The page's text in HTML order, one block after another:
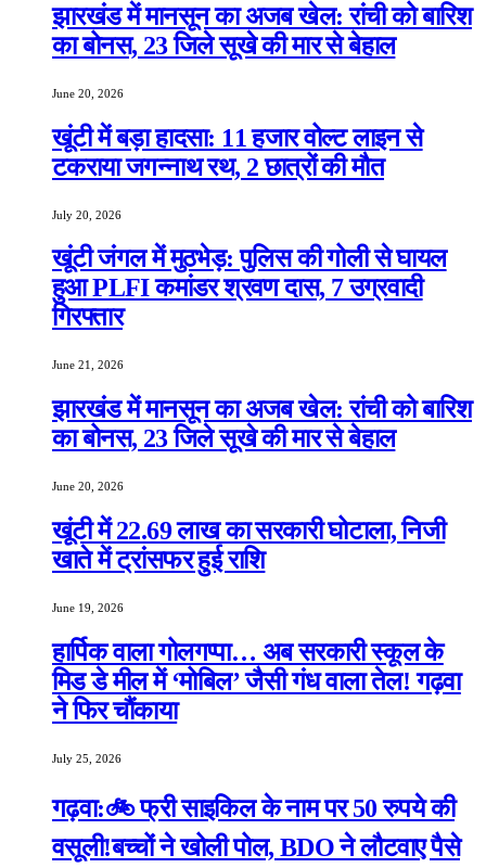
झारखंड में मानसून का अजब खेल: रांची को बारिश
का बोनस, 23 जिले सूखे की मार से बेहाल
June 20, 2026
खूंटी में बड़ा हादसा: 11 हजार वोल्ट लाइन से
टकराया जगन्नाथ रथ, 2 छात्रों की मौत
July 20, 2026
खूंटी जंगल में मुठभेड़: पुलिस की गोली से घायल
हुआ PLFI कमांडर श्रवण दास, 7 उग्रवादी
गिरफ्तार
June 21, 2026
झारखंड में मानसून का अजब खेल: रांची को बारिश
का बोनस, 23 जिले सूखे की मार से बेहाल
June 20, 2026
खूंटी में 22.69 लाख का सरकारी घोटाला, निजी
खाते में ट्रांसफर हुई राशि
June 19, 2026
हार्पिक वाला गोलगप्पा… अब सरकारी स्कूल के
मिड डे मील में ‘मोबिल’ जैसी गंध वाला तेल! गढ़वा
ने फिर चौंकाया
July 25, 2026
गढ़वा:🚲 फ्री साइकिल के नाम पर 50 रुपये की
वसूली!बच्चों ने खोली पोल, BDO ने लौटवाए पैसे